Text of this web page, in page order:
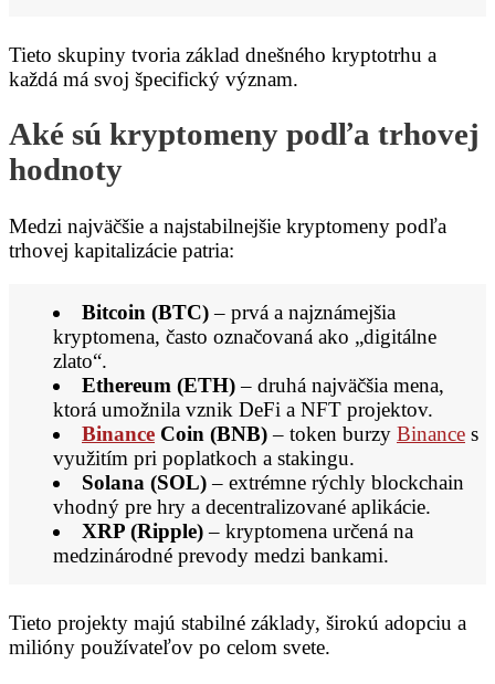
Tieto skupiny tvoria základ dnešného kryptotrhu a
každá má svoj špecifický význam.
Aké sú kryptomeny podľa trhovej
hodnoty
Medzi najväčšie a najstabilnejšie kryptomeny podľa
trhovej kapitalizácie patria:
Bitcoin (BTC)– prvá a najznámejšia
kryptomena, často označovaná ako „digitálne
zlato“.
Ethereum (ETH)– druhá najväčšia mena,
ktorá umožnila vznik DeFi a NFT projektov.
Binance Coin (BNB)– token burzy Binance s
využitím pri poplatkoch a stakingu.
Solana (SOL)– extrémne rýchly blockchain
vhodný pre hry a decentralizované aplikácie.
XRP (Ripple)– kryptomena určená na
medzinárodné prevody medzi bankami.
Tieto projekty majú stabilné základy, širokú adopciu a
milióny používateľov po celom svete.